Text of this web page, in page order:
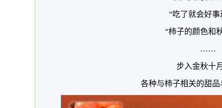
“吃了就会好事
“柿子的颜色和
……
步入金秋十
各种与柿子相关的甜